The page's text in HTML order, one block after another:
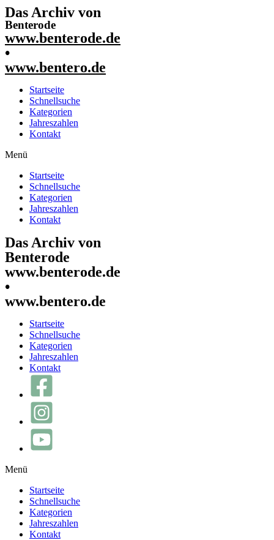
Das Archiv von
Benterode
www.benterode.de
•
www.bentero.de
Startseite
Schnellsuche
Kategorien
Jahreszahlen
Kontakt
Menü
Startseite
Schnellsuche
Kategorien
Jahreszahlen
Kontakt
Das Archiv von
Benterode
www.benterode.de
•
www.bentero.de
Startseite
Schnellsuche
Kategorien
Jahreszahlen
Kontakt
Menü
Startseite
Schnellsuche
Kategorien
Jahreszahlen
Kontakt